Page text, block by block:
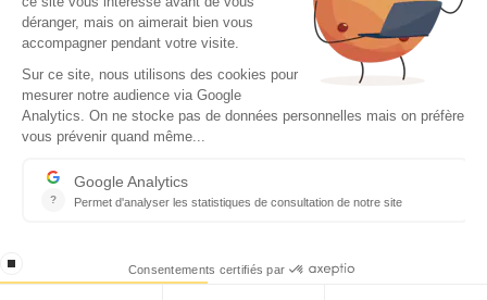
Copyright © 2026 - Tous droits réservés
Qui sommes-nous ?
Contact
Conditions générales d’utilisation